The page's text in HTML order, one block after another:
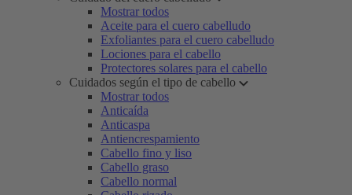
Mostrar todos
Aceite para el cuero cabelludo
Exfoliantes para el cuero cabelludo
Lociones para el cabello
Protectores solares para el cabello
Cuidados según el tipo de cabello
Mostrar todos
Anticaída
Anticaspa
Antiencrespamiento
Cabello fino y liso
Cabello graso
Cabello normal